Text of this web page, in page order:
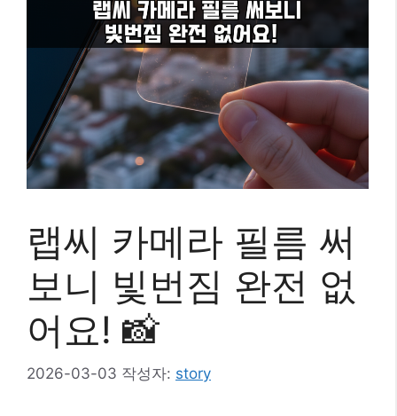
랩씨 카메라 필름 써
보니 빛번짐 완전 없
어요! 📸
2026-03-03 작성자: story